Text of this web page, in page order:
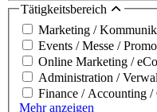
Tätigkeitsbereich
Marketing /
Events / Messe /
Online Marketing /
Administration /
Finance / Accounting
Mehr anzeigen